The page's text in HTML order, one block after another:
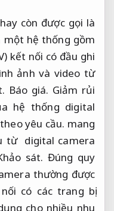
còn được gọi là
một hệ thống gồm
kết nối có đầu ghi
ảnh và video từ
Báo giá. Giảm rủi
hệ thống digital
yêu cầu. mang
từ digital camera
sát. Đúng quy
thường được
có các trang bị
cho nhiều nhu